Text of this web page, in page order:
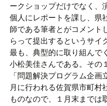
ークショップだけでなく、
個人にレポートを課し、県
師である筆者とがコメント
らって提出するというサイ
最も、典型的に取り組んで
小松美佳さんである。その
「問題解決プログラム企
月に行われる佐賀県市町村
ものなので、１月末までは